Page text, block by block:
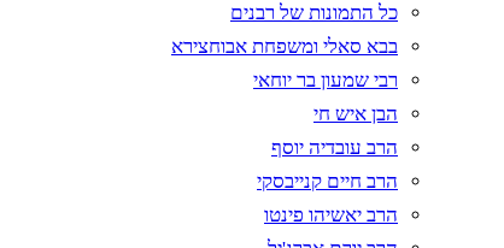
כל התמונות של רבנים
בבא סאלי ומשפחת אבוחצירא
רבי שמעון בר יוחאי
הבן איש חי
הרב עובדיה יוסף
הרב חיים קנייבסקי
הרב יאשיהו פינטו